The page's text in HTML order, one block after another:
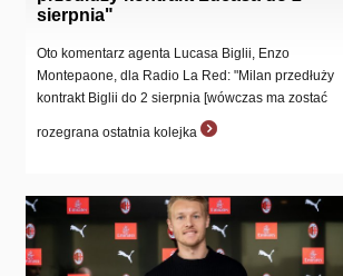
sierpnia"
Oto komentarz agenta Lucasa Biglii, Enzo
Montepaone, dla Radio La Red: "Milan przedłuży
kontrakt Biglii do 2 sierpnia [wówczas ma zostać
rozegrana ostatnia kolejka